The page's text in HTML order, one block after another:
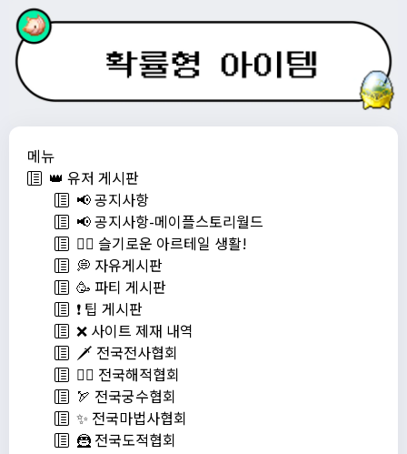
메뉴
👑 유저 게시판
📢 공지사항
📢 공지사항-메이플스토리월드
💁‍♂ 슬기로운 아르테일 생활!
💭 자유게시판
🥳 파티 게시판
❗️ 팁 게시판
❌ 사이트 제재 내역
🗡️ 전국전사협회
🏴‍☠️ 전국해적협회
🏹 전국궁수협회
✨ 전국마법사협회
🦹 전국도적협회